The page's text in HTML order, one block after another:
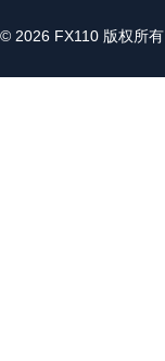
© 2026 FX110 版权所有